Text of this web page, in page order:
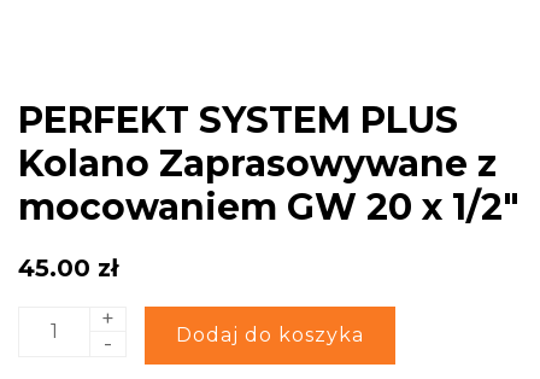
PERFEKT SYSTEM PLUS
Kolano Zaprasowywane z
mocowaniem GW 20 x 1/2″
45.00 zł
ilość
PERFEKT
+
-
Dodaj do koszyka
Alternative: